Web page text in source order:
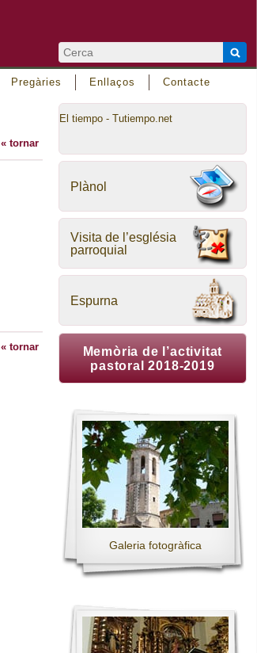
Pregàries Enllaços Contacte
« tornar
« tornar
El tiempo - Tutiempo.net
Plànol
Visita de l’església
parroquial
Espurna
Memòria de l’activitat
pastoral 2018-2019
Galeria fotogràfica